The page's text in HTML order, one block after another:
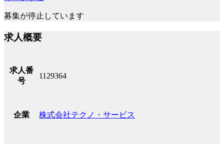
募集が停止しています
求人概要
求人番
号
1129364
企業 株式会社テクノ・サービス